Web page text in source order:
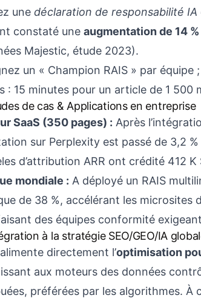
une déclaration de responsabilité IA
constaté une augmentation de 14
Majestic, étude 2023).
un « Champion RAIS » par équipe
: 15 minutes pour un article de 1 500
de cas & Applications en entreprise
SaaS (350 pages) : Après
sur Perplexity est passé de 3,2 %
d’attribution ARR ont crédité 412
mondiale : A déployé un RAIS
de 38 %, accélérant les microsites
des équipes conformité
à la stratégie SEO/GEO/IA
directement l’optimisation
aux moteurs des données
préférées par les algorithmes. À